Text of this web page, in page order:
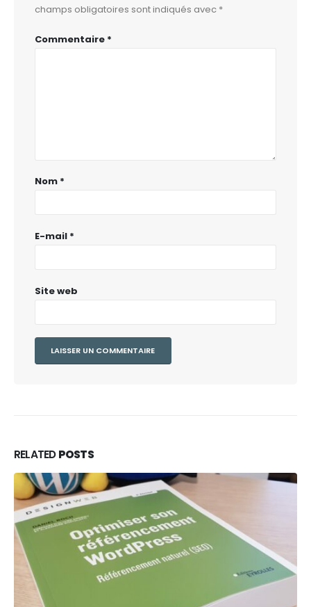
champs obligatoires sont indiqués avec *
Commentaire *
Nom *
E-mail *
Site web
RELATEDPOSTS